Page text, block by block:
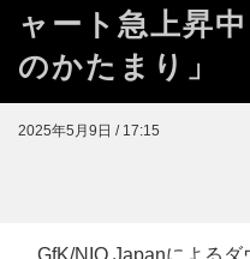
ャート急上昇
のかたまり」
2025年5月9日 / 17:15
GfK/NIQ Japanによるダ